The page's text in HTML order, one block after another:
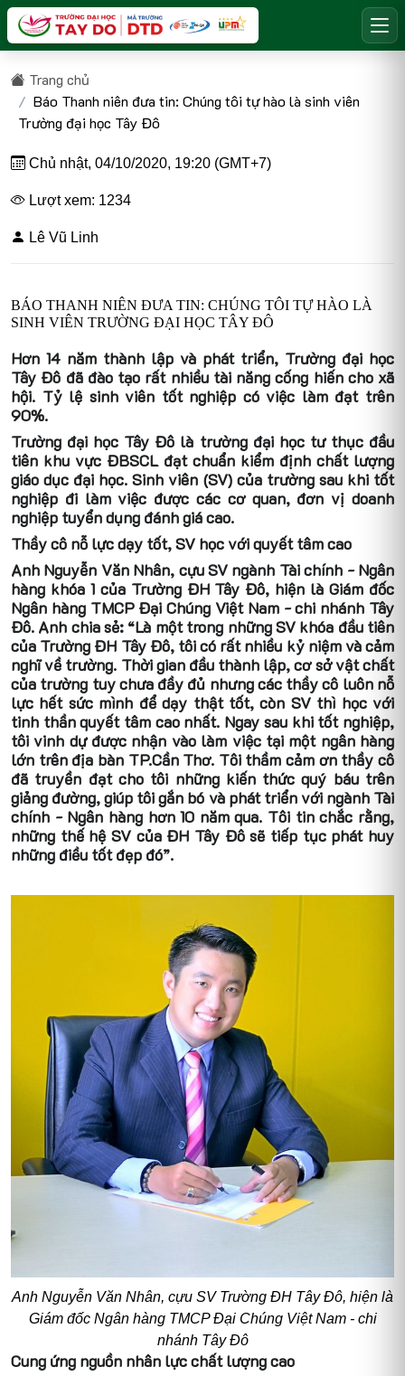
Trang chủ
Báo Thanh niên đưa tin: Chúng tôi tự hào là sinh viên
Trường đại học Tây Đô
Chủ nhật, 04/10/2020, 19:20 (GMT+7)
Lượt xem: 1234
Lê Vũ Linh
BÁO THANH NIÊN ĐƯA TIN: CHÚNG TÔI TỰ HÀO LÀ
SINH VIÊN TRƯỜNG ĐẠI HỌC TÂY ĐÔ
Hơn 14 năm thành lập và phát triển, Trường đại học
Tây Đô đã đào tạo rất nhiều tài năng cống hiến cho xã
hội. Tỷ lệ sinh viên tốt nghiệp có việc làm đạt trên
90%.
Trường đại học Tây Đô là trường đại học tư thục đầu
tiên khu vực ĐBSCL đạt chuẩn kiểm định chất lượng
giáo dục đại học. Sinh viên (SV) của trường sau khi tốt
nghiệp đi làm việc được các cơ quan, đơn vị doanh
nghiệp tuyển dụng đánh giá cao.
Thầy cô nỗ lực dạy tốt, SV học với quyết tâm cao
Anh Nguyễn Văn Nhân, cựu SV ngành Tài chính - Ngân
hàng khóa 1 của Trường ĐH Tây Đô, hiện là Giám đốc
Ngân hàng TMCP Đại Chúng Việt Nam - chi nhánh Tây
Đô. Anh chia sẻ: “Là một trong những SV khóa đầu tiên
của Trường ĐH Tây Đô, tôi có rất nhiều kỷ niệm và cảm
nghĩ về trường. Thời gian đầu thành lập, cơ sở vật chất
của trường tuy chưa đầy đủ nhưng các thầy cô luôn nỗ
lực hết sức mình để dạy thật tốt, còn SV thì học với
tinh thần quyết tâm cao nhất. Ngay sau khi tốt nghiệp,
tôi vinh dự được nhận vào làm việc tại một ngân hàng
lớn trên địa bàn TP.Cần Thơ. Tôi thầm cảm ơn thầy cô
đã truyền đạt cho tôi những kiến thức quý báu trên
giảng đường, giúp tôi gắn bó và phát triển với ngành Tài
chính - Ngân hàng hơn 10 năm qua. Tôi tin chắc rằng,
những thế hệ SV của ĐH Tây Đô sẽ tiếp tục phát huy
những điều tốt đẹp đó”.
Anh Nguyễn Văn Nhân, cựu SV Trường ĐH Tây Đô, hiện là
Giám đốc Ngân hàng TMCP Đại Chúng Việt Nam - chi
nhánh Tây Đô
Cung ứng nguồn nhân lực chất lượng cao